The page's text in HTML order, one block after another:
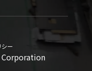
ー
Corporation